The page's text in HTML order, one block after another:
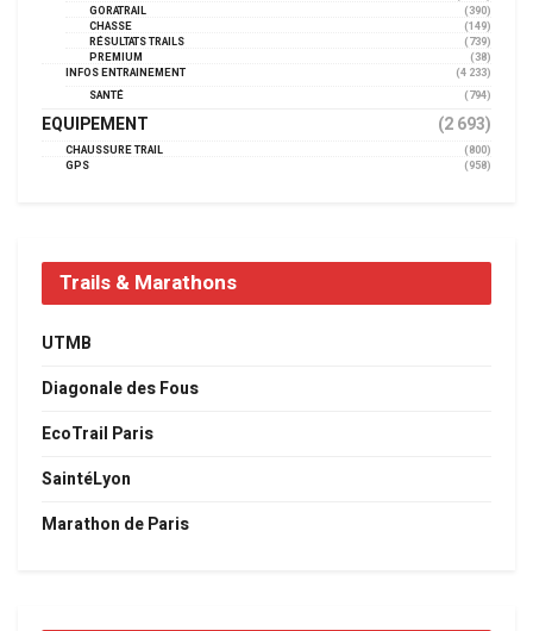
GORATRAIL
(390)
CHASSE
(149)
RÉSULTATS TRAILS
(739)
PREMIUM
(38)
INFOS ENTRAINEMENT
(4 233)
SANTÉ
(794)
EQUIPEMENT (2 693)
CHAUSSURE TRAIL
(800)
GPS
(958)
Trails & Marathons
UTMB
Diagonale des Fous
EcoTrail Paris
SaintéLyon
Marathon de Paris